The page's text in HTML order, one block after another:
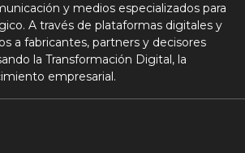
y medios especializados para
A través de plataformas digitales y
a fabricantes, partners y decisores
la Transformación Digital, la
empresarial.